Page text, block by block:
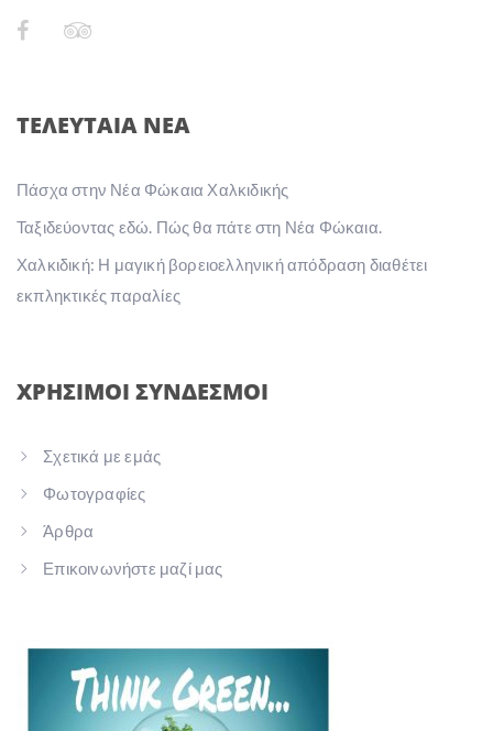
ΤΕΛΕΥΤΑΙΑ ΝΕΑ
Πάσχα στην Νέα Φώκαια Χαλκιδικής
Ταξιδεύοντας εδώ. Πώς θα πάτε στη Νέα Φώκαια.
Χαλκιδική: Η μαγική βορειοελληνική απόδραση διαθέτει
εκπληκτικές παραλίες
ΧΡΗΣΙΜΟΙ ΣΥΝΔΕΣΜΟΙ
Σχετικά με εμάς
Φωτογραφίες
Άρθρα
Επικοινωνήστε μαζί μας